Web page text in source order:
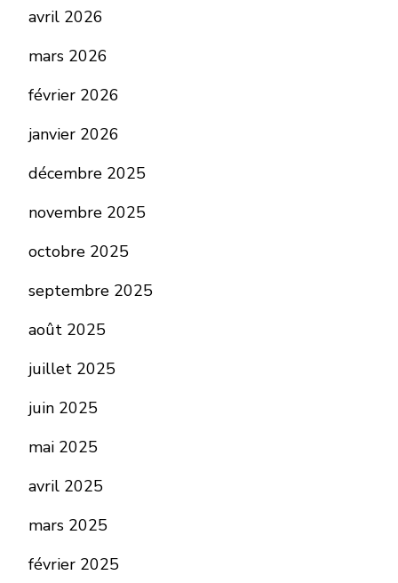
avril 2026
mars 2026
février 2026
janvier 2026
décembre 2025
novembre 2025
octobre 2025
septembre 2025
août 2025
juillet 2025
juin 2025
mai 2025
avril 2025
mars 2025
février 2025